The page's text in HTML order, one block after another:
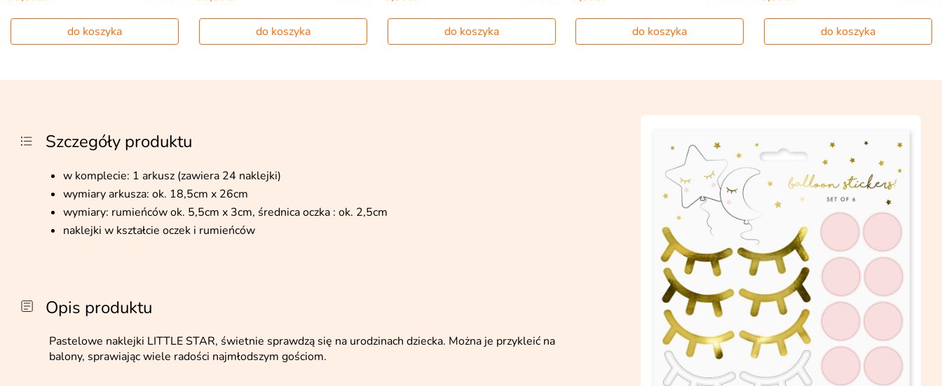
do koszyka do koszyka do koszyka do koszyka do koszyka
Szczegóły produktu
w komplecie: 1 arkusz (zawiera 24 naklejki)
wymiary arkusza: ok. 18,5cm x 26cm
wymiary: rumieńców ok. 5,5cm x 3cm, średnica oczka : ok. 2,5cm
naklejki w kształcie oczek i rumieńców
Opis produktu
Pastelowe naklejki LITTLE STAR, świetnie sprawdzą się na urodzinach dziecka. Można je przykleić na
balony, sprawiając wiele radości najmłodszym gościom.